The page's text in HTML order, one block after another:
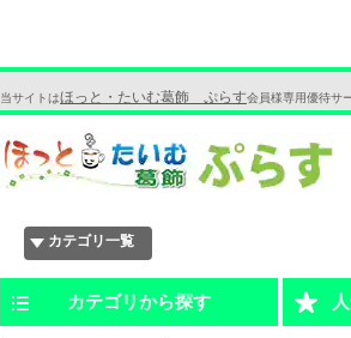
当サイトはほっと・たいむ葛飾 ぷらす会員様専用優待サ
カテゴリ一覧
カテゴリから探す